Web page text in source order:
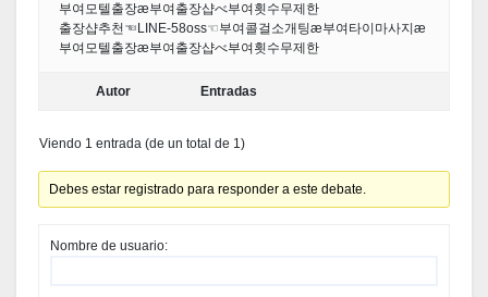
부여모텔출장æ부여출장샵べ부여횟수무제한
출장샵추천☜LINE-58oss☜부여콜걸소개팅æ부여타이마사지æ
부여모텔출장æ부여출장샵べ부여횟수무제한
Autor Entradas
Viendo 1 entrada (de un total de 1)
Debes estar registrado para responder a este debate.
Nombre de usuario: